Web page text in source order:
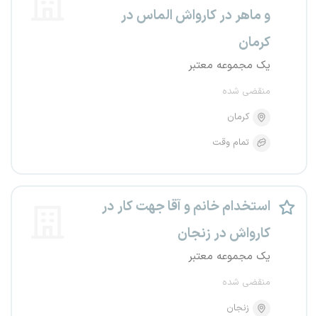
و ماهر در کارواش الماس در
کرمان
یک مجموعه معتبر
منقضی شده
کرمان
تمام وقت
استخدام خانم و آقا جهت کار در
کارواش در زنجان
یک مجموعه معتبر
منقضی شده
زنجان